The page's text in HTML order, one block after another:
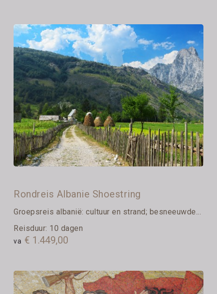
Rondreis Albanie Shoestring
Groepsreis albanië: cultuur en strand; besneeuwde...
Reisduur: 10 dagen
va € 1.449,00